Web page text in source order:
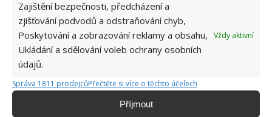
Zajištění bezpečnosti, předcházení a
zjišťování podvodů a odstraňování chyb,
Poskytování a zobrazování reklamy a obsahu,
Ukládání a sdělování voleb ochrany osobních
údajů.
Vždy aktivní
Správa 1811 prodejcůPřečtěte si více o těchto účelech
Příjmout
8.8.2026
Díky vhodné přípravě nebudou letní horka
problém. Pomůže i zatemňování a načasované
Okurky a kopr se perfektně doplňují na zahradě